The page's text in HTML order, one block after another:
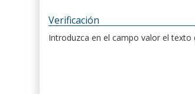
Verificación
Introduzca en el campo valor el texto